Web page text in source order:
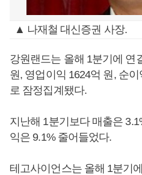
▲ 나재철 대신증권 사장.
강원랜드는 올해 1분기에 연
원, 영업이익 1624억 원, 순
로 잠정집계됐다.
지난해 1분기보다 매출은
익은 9.1% 줄어들었다.
테고사이언스는 올해 1분기